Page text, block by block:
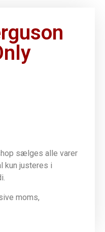
sælges alle varer
kun justeres i
moms,